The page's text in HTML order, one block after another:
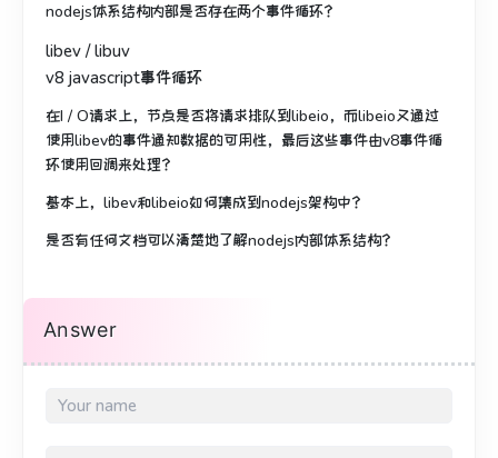
nodejs体系结构内部是否存在两个事件循环？
libev / libuv
v8 javascript事件循环
在I / O请求上，节点是否将请求排队到libeio，而libeio又通过
使用libev的事件通知数据的可用性，最后这些事件由v8事件循
环使用回调来处理？
基本上，libev和libeio如何集成到nodejs架构中？
是否有任何文档可以清楚地了解nodejs内部体系结构？
Answer